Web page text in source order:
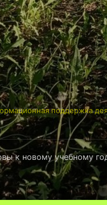
поддержка
к новому учебному